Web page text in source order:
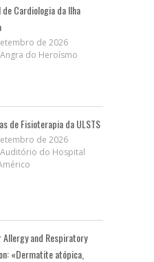
de Cardiologia da Ilha
de 2026
Angra do Heroísmo
de Fisioterapia da ULSTS
de 2026
Auditório do Hospital
Allergy and Respiratory
«Dermatite atópica,